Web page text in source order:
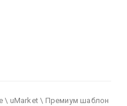
\ uMarket \ Премиум шаблон